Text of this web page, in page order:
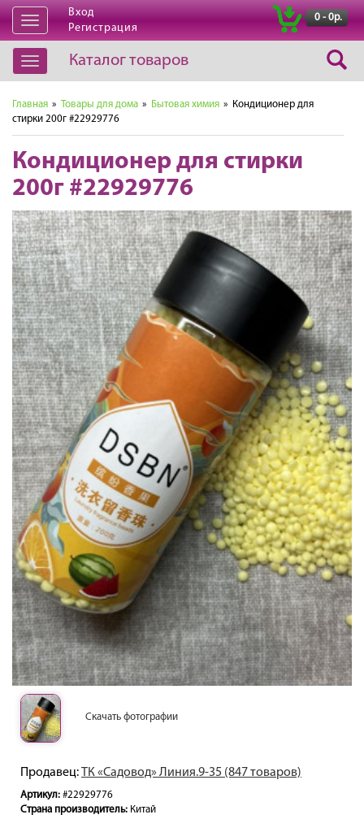
Открыть
навигацию
Вход
Регистрация
0 - 0р.
Открыть
навигацию
Каталог товаров
Главная » Товары для дома » Бытовая химия » Кондиционер для
стирки 200г #22929776
Кондиционер для стирки
200г #22929776
Скачать фотографии
Продавец:ТК «Садовод» Линия.9-35 (847 товаров)
Артикул: #22929776
Страна производитель: Китай